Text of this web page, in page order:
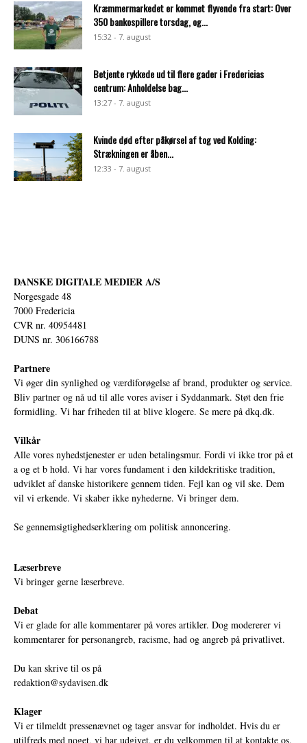
Kræmmermarkedet er kommet flyvende fra start: Over
350 bankospillere torsdag, og...
15:32 - 7. august
Betjente rykkede ud til flere gader i Fredericias
centrum: Anholdelse bag...
13:27 - 7. august
Kvinde død efter påkørsel af tog ved Kolding:
Strækningen er åben...
12:33 - 7. august
DANSKE DIGITALE MEDIER A/S
Norgesgade 48
7000 Fredericia
CVR nr. 40954481
DUNS nr. 306166788
Partnere
Vi øger din synlighed og værdiforøgelse af brand, produkter og service.
Bliv partner og nå ud til alle vores aviser i Syddanmark. Støt den frie
formidling. Vi har friheden til at blive klogere. Se mere på dkq.dk.
Vilkår
Alle vores nyhedstjenester er uden betalingsmur. Fordi vi ikke tror på et
a og et b hold. Vi har vores fundament i den kildekritiske tradition,
udviklet af danske historikere gennem tiden. Fejl kan og vil ske. Dem
vil vi erkende. Vi skaber ikke nyhederne. Vi bringer dem.
Se gennemsigtighedserklæring om politisk annoncering.
Læserbreve
Vi bringer gerne læserbreve.
Debat
Vi er glade for alle kommentarer på vores artikler. Dog modererer vi
kommentarer for personangreb, racisme, had og angreb på privatlivet.
Du kan skrive til os på
redaktion@sydavisen.dk
Klager
Vi er tilmeldt pressenævnet og tager ansvar for indholdet. Hvis du er
utilfreds med noget, vi har udgivet, er du velkommen til at kontakte os.